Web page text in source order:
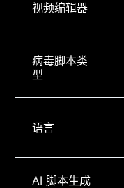
视频编辑器
病毒脚本类
型
语言
AI 脚本生成